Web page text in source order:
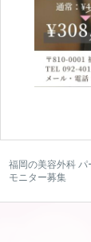
福岡の美容外科
モニター募集